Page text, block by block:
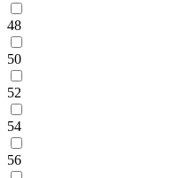
48
50
52
54
56